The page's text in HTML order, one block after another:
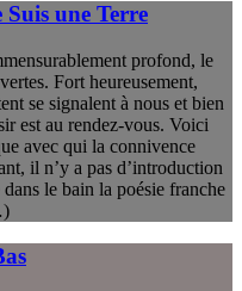
une Terre
profond, le
Fort heureusement,
se signalent à nous et bien
est au rendez-vous. Voici
avec qui la connivence
il n’y a pas d’introduction
le bain la poésie franche